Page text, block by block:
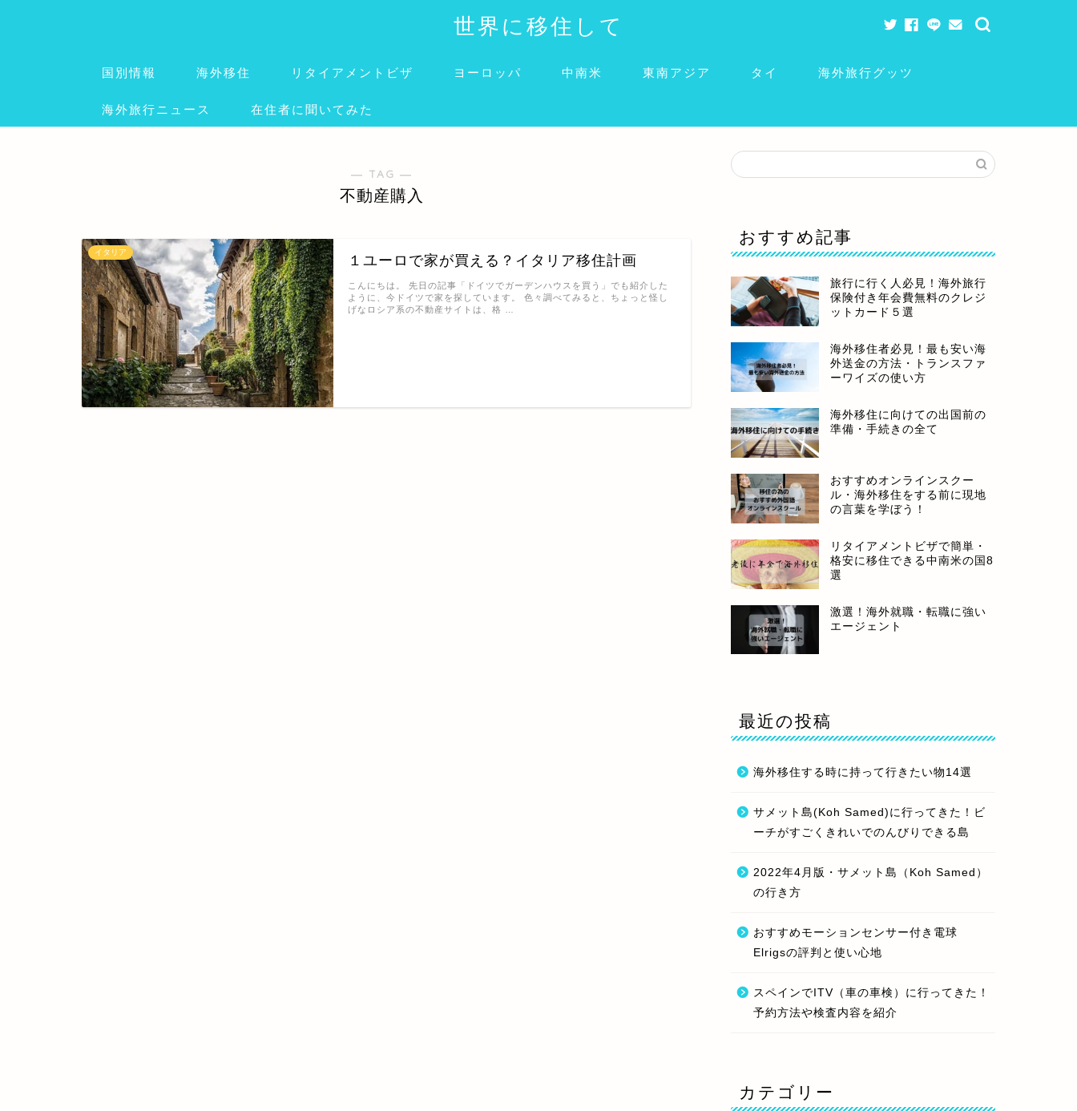
世界に移住して
国別情報 海外移住 リタイアメントビザ ヨーロッパ 中南米 東南アジア タイ 海外旅行グッツ
海外旅行ニュース 在住者に聞いてみた
― TAG ―
不動産購入
イタリア
１ユーロで家が買える？イタリア移住計画
こんにちは。 先日の記事「ドイツでガーデンハウスを買う」でも紹介した
ように、今ドイツで家を探しています。 色々調べてみると、ちょっと怪し
げなロシア系の不動産サイトは、格 …
おすすめ記事
旅行に行く人必見！海外旅行
保険付き年会費無料のクレジ
ットカード５選
海外移住者必見！最も安い海
外送金の方法・トランスファ
ーワイズの使い方
海外移住に向けての出国前の
準備・手続きの全て
おすすめオンラインスクー
ル・海外移住をする前に現地
の言葉を学ぼう！
リタイアメントビザで簡単・
格安に移住できる中南米の国8
選
激選！海外就職・転職に強い
エージェント
最近の投稿
海外移住する時に持って行きたい物14選
サメット島(Koh Samed)に行ってきた！ビ
ーチがすごくきれいでのんびりできる島
2022年4月版・サメット島（Koh Samed）
の行き方
おすすめモーションセンサー付き電球
Elrigsの評判と使い心地
スペインでITV（車の車検）に行ってきた！
予約方法や検査内容を紹介
カテゴリー